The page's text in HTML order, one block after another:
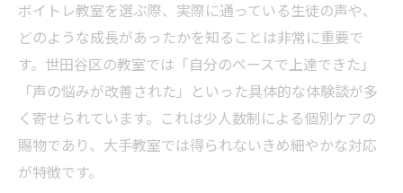
ボイトレ教室を選ぶ際、実際に通っている生徒の声や、
どのような成長があったかを知ることは非常に重要で
す。世田谷区の教室では「自分のペースで上達できた」
「声の悩みが改善された」といった具体的な体験談が多
く寄せられています。これは少人数制による個別ケアの
賜物であり、大手教室では得られないきめ細やかな対応
が特徴です。